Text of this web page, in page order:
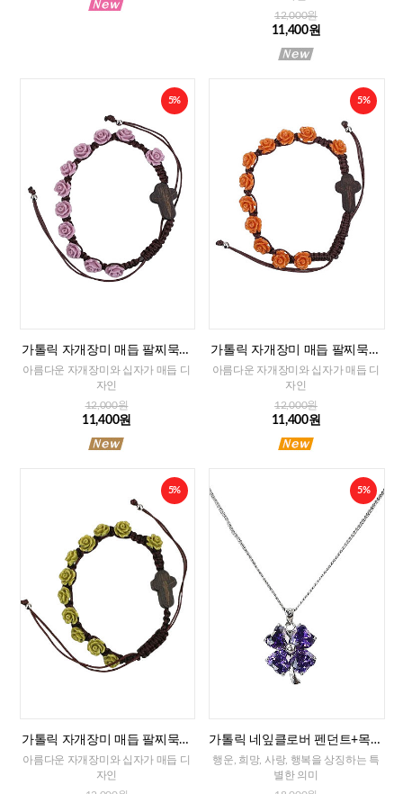
12,000원
11,400원
5%
가톨릭 자개장미 매듭 팔찌묵주
(퍼플)-8mm
아름다운 자개장미와 십자가 매듭 디
자인
12,000원
11,400원
5%
가톨릭 자개장미 매듭 팔찌묵주
(오렌지)-8mm
아름다운 자개장미와 십자가 매듭 디
자인
12,000원
11,400원
5%
가톨릭 자개장미 매듭 팔찌묵주
(그린)-8mm
아름다운 자개장미와 십자가 매듭 디
자인
5%
가톨릭 네잎클로버 펜던트+목걸
이줄
행운, 희망, 사랑, 행복을 상징하는 특
별한 의미